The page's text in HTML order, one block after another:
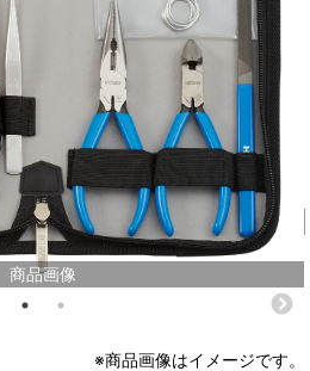
商品画像
※商品画像はイメージです。